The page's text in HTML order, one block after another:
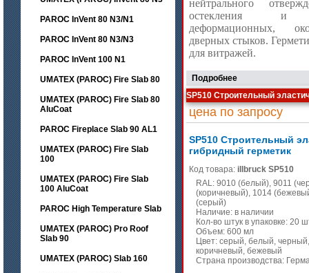
PAROC InVent 80 N3/N1
PAROC InVent 80 N3/N3
PAROC InVent 100 N1
UMATEX (PAROC) Fire Slab 80
UMATEX (PAROC) Fire Slab 80
AluCoat
PAROC Fireplace Slab 90 AL1
UMATEX (PAROC) Fire Slab
100
UMATEX (PAROC) Fire Slab
100 AluCoat
PAROC High Temperature Slab
UMATEX (PAROC) Pro Roof
Slab 90
UMATEX (PAROC) Slab 160
нейтрального
остекления и
деформационных,
дверных стыков.
для витражей.
Подробнее
SP510 Строительный
цена по запросу
SP510 Строительный
гибридный герметик
Код товара: illbruck SP510
RAL: 9010 (белый), 9011
(коричневый), 1014
(серый)
Наличие: в наличии
Кол-во штук в упаковке: 20
Объем: 600 мл
Цвет: серый, белый, черный,
коричневый, бежевый
Страна производства: